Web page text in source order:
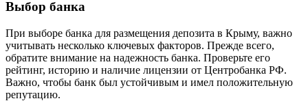
Выбор банка
При выборе банка для размещения депозита в Крыму, важно
учитывать несколько ключевых факторов. Прежде всего,
обратите внимание на надежность банка. Проверьте его
рейтинг, историю и наличие лицензии от Центробанка РФ.
Важно, чтобы банк был устойчивым и имел положительную
репутацию.